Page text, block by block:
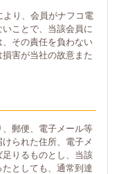
り、会員がナフコ電
ことで、当該会員に
その責任を負わない
害が当社の故意また
郵便、電子メール等
られた住所、電子メ
りるものとし、当該
としても、通常到達